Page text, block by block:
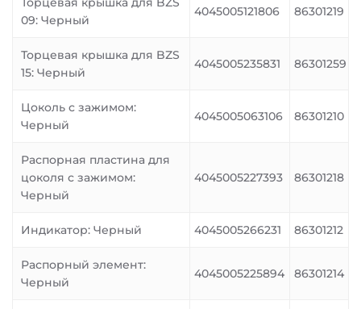
09: Черный
4045005121806 86301219
Торцевая крышка для BZS
15: Черный
4045005235831 86301259
Цоколь с зажимом:
Черный
4045005063106 86301210
Распорная пластина для
цоколя с зажимом:
Черный
4045005227393 86301218
Индикатор: Черный 4045005266231 86301212
Распорный элемент:
Черный
4045005225894 86301214